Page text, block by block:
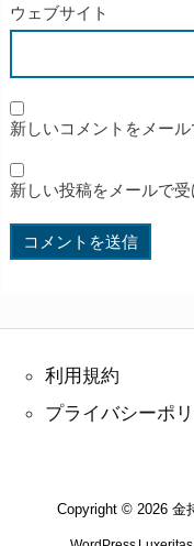
ウェブサイト
新しいコメントをメール
新しい投稿をメールで受
利用規約
プライバシーポ
Copyright © 2026 金